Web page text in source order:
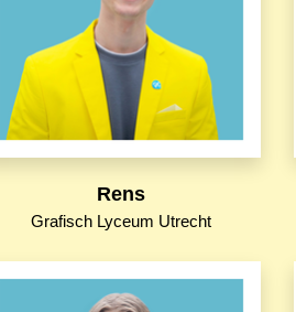
Rens
Grafisch Lyceum Utrecht